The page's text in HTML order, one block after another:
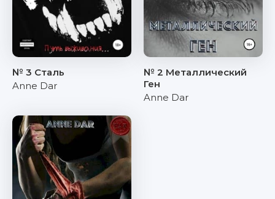
№ 3 Сталь
Anne Dar
№ 2 Металлический
Ген
Anne Dar